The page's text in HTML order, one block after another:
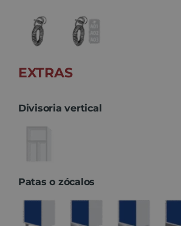
EXTRAS
Divisoria vertical
Patas o zócalos